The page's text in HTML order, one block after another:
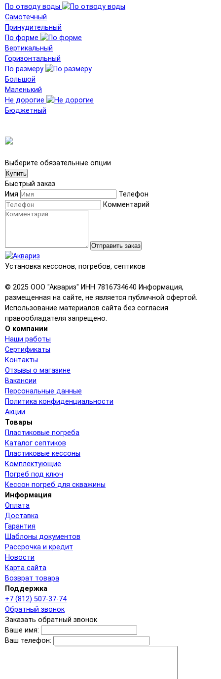
По отводу воды
Самотечный
Принудительный
По форме
Вертикальный
Горизонтальный
По размеру
Большой
Маленький
Не дорогие
Бюджетный
Выберите обязательные опции
Купить
Быстрый заказ
Имя
Телефон
Комментарий
Отправить заказ
Установка кессонов, погребов, септиков
© 2025 ООО "Аквариз" ИНН 7816734640 Информация,
размещенная на сайте, не является публичной офертой.
Использование материалов сайта без согласия
правообладателя запрещено.
О компании
Наши работы
Сертификаты
Контакты
Отзывы о магазине
Вакансии
Персональные данные
Политика конфиденциальности
Акции
Товары
Пластиковые погреба
Каталог септиков
Пластиковые кессоны
Комплектующие
Погреб под ключ
Кессон погреб для скважины
Информация
Оплата
Доставка
Гарантия
Шаблоны документов
Рассрочка и кредит
Новости
Карта сайта
Возврат товара
Поддержка
+7 (812) 507-37-74
Обратный звонок
Заказать обратный звонок
Ваше имя:
Ваш телефон: